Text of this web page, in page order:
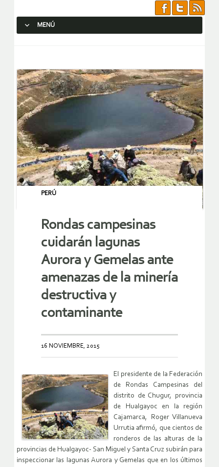
MENÚ
PERÚ
Rondas campesinas
cuidarán lagunas
Aurora y Gemelas ante
amenazas de la minería
destructiva y
contaminante
16 NOVIEMBRE, 2015
El presidente de la Federación
de Rondas Campesinas del
distrito de ‎Chugur, provincia
de Hualgayoc en la región
Cajamarca, Roger Villanueva
Urrutia afirmó, que cientos de
ronderos de las alturas de la
provincias de Hualgayoc- San Miguel y Santa Cruz subirán para
inspeccionar las lagunas Aurora y Gemelas que en los últimos